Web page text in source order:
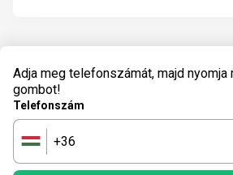
Adja meg telefonszámát, majd nyomja
gombot!
Telefonszám
🇭🇺 +36